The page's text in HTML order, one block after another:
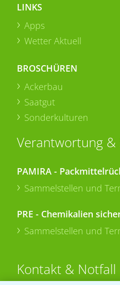
LINKS
Apps
Wetter Aktuell
BROSCHÜREN
Ackerbau
Saatgut
Sonderkulturen
Verantwortung &
PAMIRA -
Sammelstellen und
PRE - Chemikalien
Sammelstellen und
Kontakt & Notfall